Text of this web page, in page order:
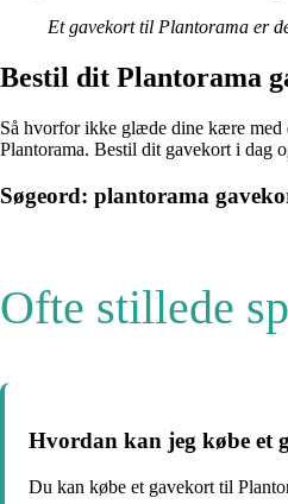
Et gavekort til Plantorama er
Bestil dit Plantorama
Så hvorfor ikke glæde dine kære med
Plantorama. Bestil dit gavekort i dag
Søgeord: plantorama
Ofte stillede
Hvordan kan jeg købe et
Du kan købe et gavekort til